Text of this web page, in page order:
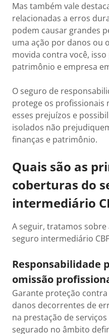
Mas também vale
relacionadas a erros
podem causar grandes
uma ação por danos ou
movida contra você,
patrimônio e empresa
O seguro de
protege os profissionais
esses prejuízos e
isolados não
finanças e patrimônio.
Quais são as
coberturas do
intermediário
A seguir, tratamos
seguro intermediário
Responsabilidade
omissão
Garante proteção
danos decorrentes de
na prestação de
segurado no âmbito